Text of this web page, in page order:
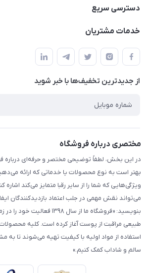
09332394024-09120346631
دسترسی سریع
حساب کاربری
لیست محصولات
درباره ما
خدمات مشتریان
قوانین و مقررات
حریم خصوصی
راهنما
از جدید‌ترین تخفیف‌ها با‌ خبر شوید
مختصری درباره فروشگاه
در این بخش، لطفاً توضیحی مختصر و حرفه‌ای درباره
بهتر است به نوع محصولات یا خدماتی که ارائه
ویژگی‌هایی که شما را از سایر رقبا متمایز می‌کند اشاره
می‌تواند نقش مهمی در جلب اعتماد بازدیدکنندگان
بنویسید: «فروشگاه ما از سال
طبیعی مراقبت از پوست آغاز کرده است. کلیه
استفاده از مواد اولیه با کیفیت تهیه می‌شوند تا به
سالم و شاداب کمک کنیم.»